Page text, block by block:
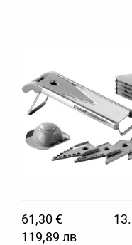
61,30 €
119,89 лв